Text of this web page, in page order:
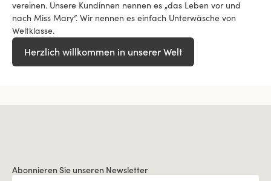
vereinen. Unsere Kundinnen nennen es „das Leben vor und
nach Miss Mary“. Wir nennen es einfach Unterwäsche von
Weltklasse.
Herzlich willkommen in unserer Welt
Abonnieren Sie unseren Newsletter